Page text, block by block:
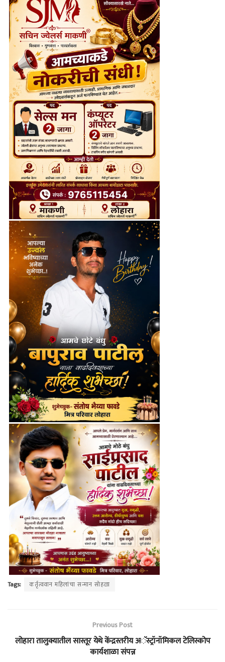
Tags: कर्तृत्ववान महिलांचा सन्मान सोहळा
Previous Post
लोहारा तालुक्यातील सास्तूर येथे केंद्रस्तरीय अॅस्ट्रॉनॉमिकल टेलिस्कोप
कार्यशाळा संपन्न